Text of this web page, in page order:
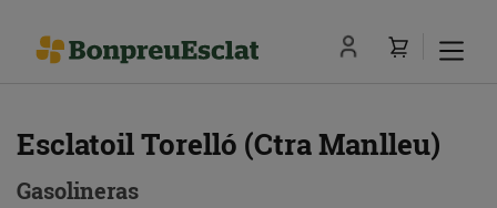
Esclatoil Torelló (Ctra Manlleu)
Gasolineras